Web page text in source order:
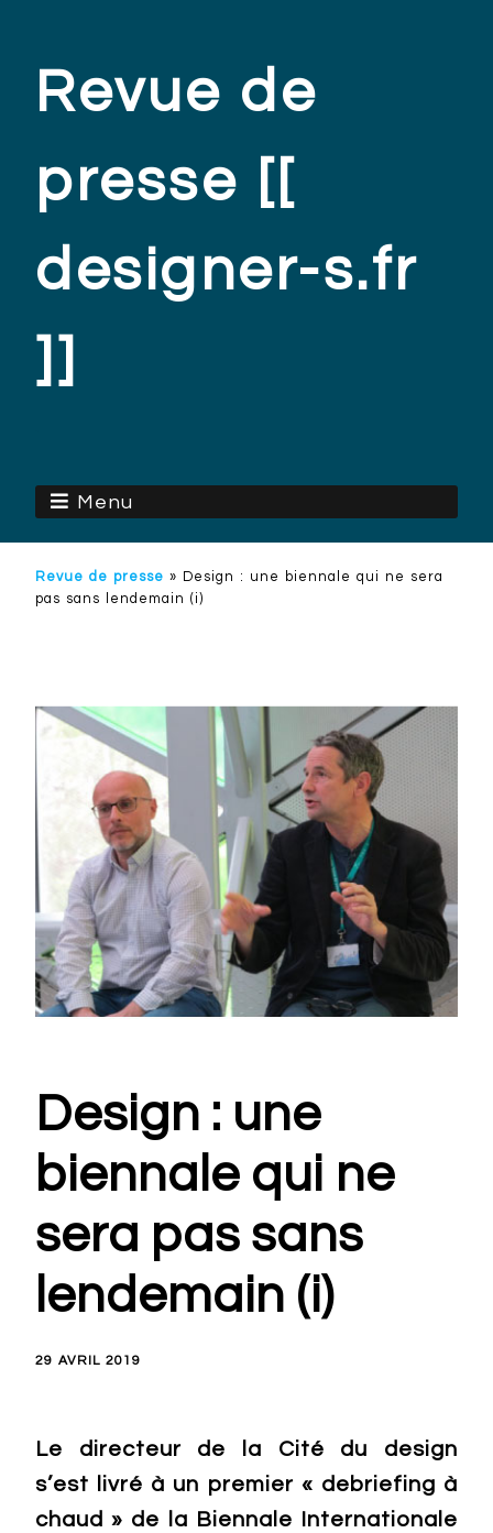
Revue de
presse [[
designer-s.fr
]]
Menu
Revue de presse »
Design : une biennale qui ne sera
pas sans lendemain (i)
Design : une
biennale qui ne
sera pas sans
lendemain (i)
29 AVRIL 2019
Le directeur de la Cité du design
s’est livré à un premier « debriefing à
chaud » de la Biennale Internationale